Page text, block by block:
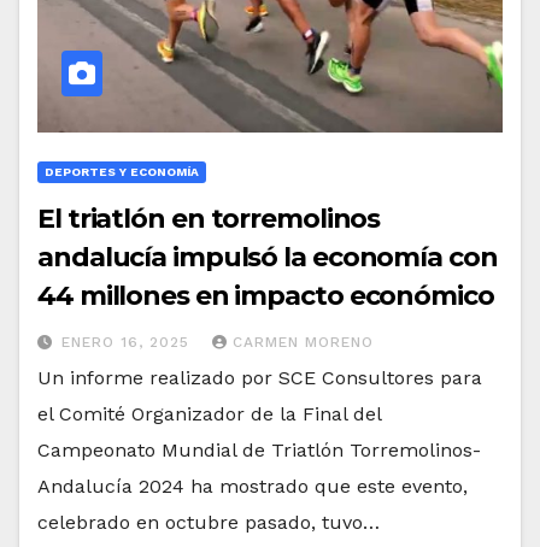
DEPORTES Y ECONOMÍA
El triatlón en torremolinos
andalucía impulsó la economía con
44 millones en impacto económico
ENERO 16, 2025 CARMEN MORENO
Un informe realizado por SCE Consultores para
el Comité Organizador de la Final del
Campeonato Mundial de Triatlón Torremolinos-
Andalucía 2024 ha mostrado que este evento,
celebrado en octubre pasado, tuvo…